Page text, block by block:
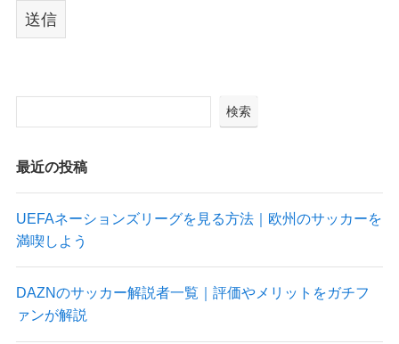
検索
最近の投稿
UEFAネーションズリーグを見る方法｜欧州のサッカーを
満喫しよう
DAZNのサッカー解説者一覧｜評価やメリットをガチフ
ァンが解説